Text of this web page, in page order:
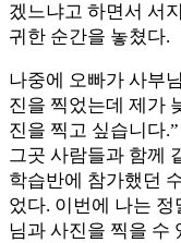
겠느냐고 하면서 서
귀한 순간을 놓쳤다.
나중에 오빠가 사부
진을 찍었는데 제가
진을 찍고 싶습니다
그곳 사람들과 함께
학습반에 참가했던
었다. 이번에 나는
님과 사진을 찍을 수